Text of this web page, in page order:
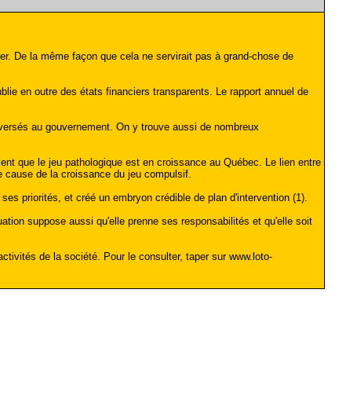
De la même façon que cela ne servirait pas à grand-chose de
en outre des états financiers transparents. Le rapport annuel de
au gouvernement. On y trouve aussi de nombreux
que le jeu pathologique est en croissance au Québec. Le lien entre
de la croissance du jeu compulsif.
priorités, et créé un embryon crédible de plan d'intervention (1).
suppose aussi qu'elle prenne ses responsabilités et qu'elle soit
de la société. Pour le consulter, taper sur www.loto-